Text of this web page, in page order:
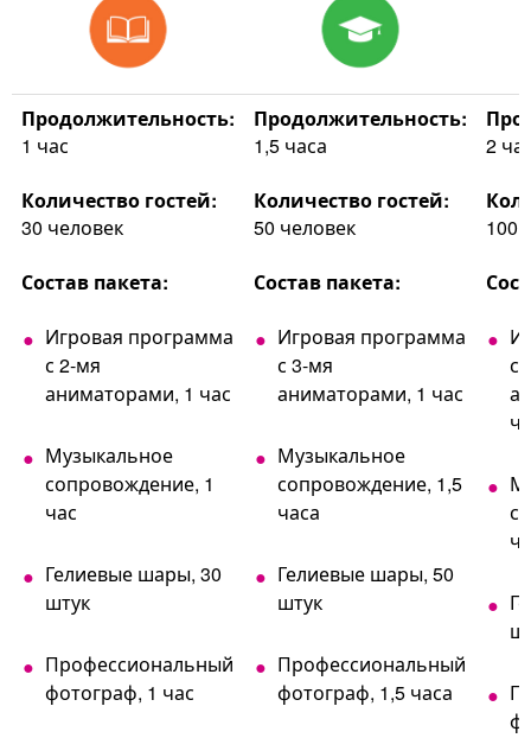
Продолжительность:
1 час
Количество гостей:
30 человек
Состав пакета:
Игровая программа
с 2-мя
аниматорами, 1 час
Музыкальное
сопровождение, 1
час
Гелиевые шары, 30
штук
Профессиональный
фотограф, 1 час
Продолжительность:
1,5 часа
Количество гостей:
50 человек
Состав пакета:
Игровая программа
с 3-мя
аниматорами, 1 час
Музыкальное
сопровождение, 1,5
часа
Гелиевые шары, 50
штук
Профессиональный
фотограф, 1,5 часа
2
100
с